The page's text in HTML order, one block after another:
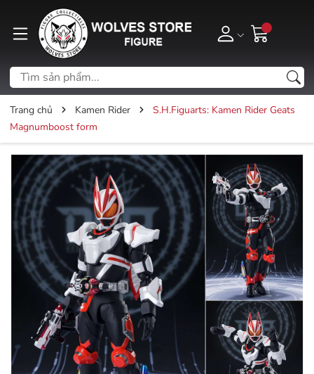
Trang chủ Kamen Rider
S.H.Figuarts: Kamen Rider Geats
Magnumboost form